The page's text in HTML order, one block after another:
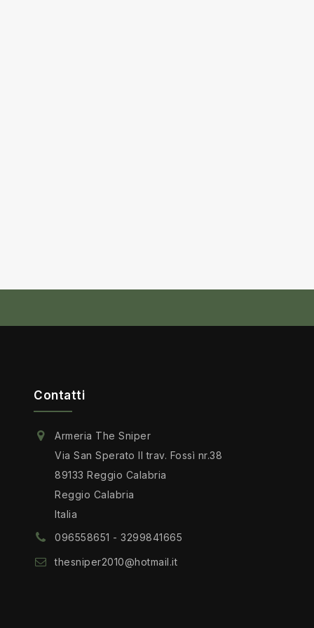
Contatti
Armeria The Sniper
Via San Sperato II trav. Fossì nr.38
89133 Reggio Calabria
Reggio Calabria
Italia
096558651 - 3299841665
thesniper2010@hotmail.it